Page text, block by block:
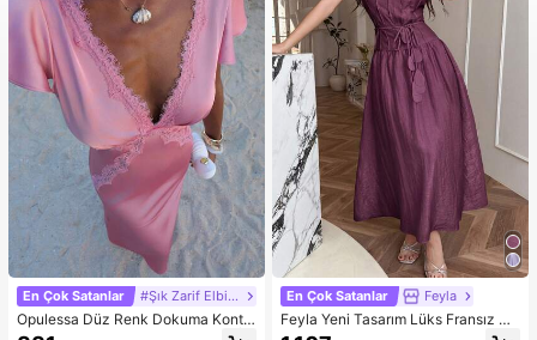
En Çok Satanlar #Şık Zarif Elbise
Opulessa Düz Renk Dokuma Kontr
ast Dantel V Yaka Kadın Elbisesi, İlk
En Çok Satanlar Feyla
Feyla Yeni Tasarım Lüks Fransız Şı
k Romantik Mor Tatil Elbisesi